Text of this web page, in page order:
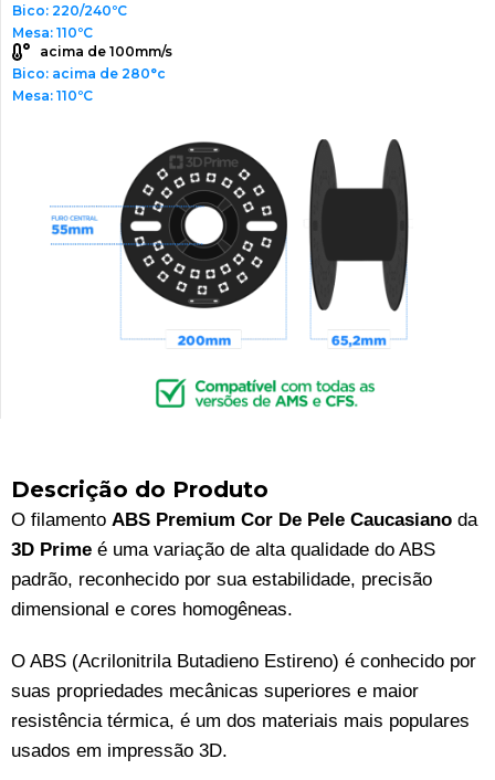
Bico: 220/240ºC
Mesa: 110ºC
acima de 100mm/s
Bico: acima de 280°c
Mesa: 110ºC
Descrição do Produto
O filamento ABS Premium Cor De Pele Caucasiano da
3D Prime é uma variação de alta qualidade do ABS
padrão, reconhecido por sua estabilidade, precisão
dimensional e cores homogêneas.
O ABS (Acrilonitrila Butadieno Estireno) é conhecido por
suas propriedades mecânicas superiores e maior
resistência térmica, é um dos materiais mais populares
usados em impressão 3D.